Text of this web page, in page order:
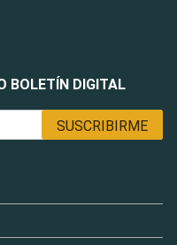
BOLETÍN DIGITAL